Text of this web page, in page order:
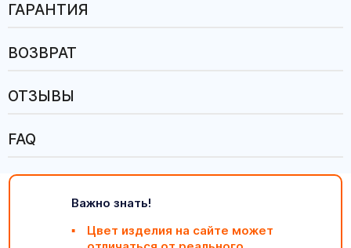
ГАРАНТИЯ
ВОЗВРАТ
ОТЗЫВЫ
FAQ
Важно знать!
Цвет изделия на сайте может